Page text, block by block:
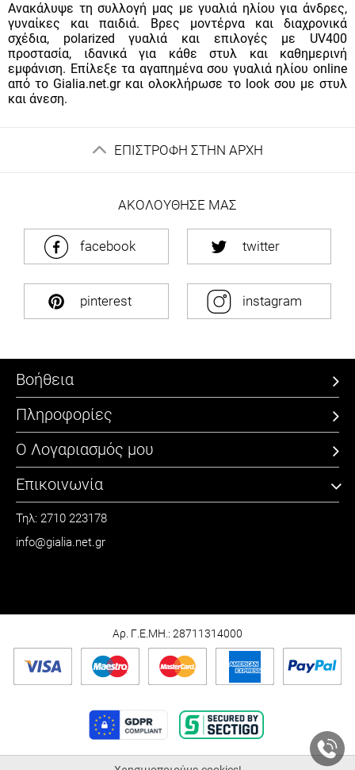
Ανακάλυψε τη συλλογή μας με γυαλιά ηλίου για άνδρες,
γυναίκες και παιδιά. Βρες μοντέρνα και διαχρονικά
σχέδια, polarized γυαλιά και επιλογές με UV400
προστασία, ιδανικά για κάθε στυλ και καθημερινή
εμφάνιση. Επίλεξε τα αγαπημένα σου γυαλιά ηλίου online
από το Gialia.net.gr και ολοκλήρωσε το look σου με στυλ
και άνεση.
ΕΠΙΣΤΡΟΦΗ ΣΤΗΝ ΑΡΧΗ
ΑΚΟΛΟΥΘΗΣΕ ΜΑΣ
facebook twitter
pinterest instagram
Βοήθεια
Πληροφορίες
Ο Λογαριασμός μου
Επικοινωνία
Τηλ: 2710 223178
info@gialia.net.gr
Αρ. Γ.Ε.ΜΗ.: 28711314000